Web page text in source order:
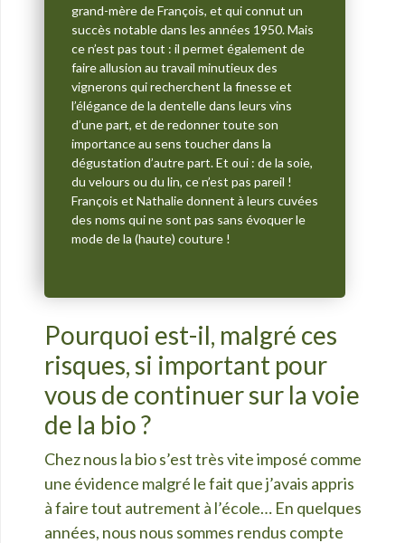
grand-mère de François, et qui connut un
succès notable dans les années 1950. Mais
ce n’est pas tout : il permet également de
faire allusion au travail minutieux des
vignerons qui recherchent la finesse et
l’élégance de la dentelle dans leurs vins
d’une part, et de redonner toute son
importance au sens toucher dans la
dégustation d’autre part. Et oui : de la soie,
du velours ou du lin, ce n’est pas pareil !
François et Nathalie donnent à leurs cuvées
des noms qui ne sont pas sans évoquer le
mode de la (haute) couture !
Pourquoi est-il, malgré ces
risques, si important pour
vous de continuer sur la voie
de la bio ?
Chez nous la bio s’est très vite imposé comme
une évidence malgré le fait que j’avais appris
à faire tout autrement à l’école… En quelques
années, nous nous sommes rendus compte